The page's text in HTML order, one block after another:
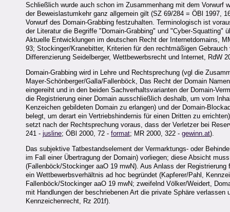
Schließlich wurde auch schon im Zusammenhang mit dem Vorwurf
der Beweislastumkehr ganz allgemein gilt (SZ 69/284 = ÖBl 1997,
Vorwurf des Domain-Grabbing festzuhalten. Terminologisch ist
der Literatur die Begriffe "Domain-Grabbing" und "Cyber-Squatting"
Aktuelle Entwicklungen im deutschen Recht der Internetdomains,
93; Stockinger/Kranebitter, Kriterien für den rechtmäßigen
Differenzierung Seidelberger, Wettbewerbsrecht und Internet, RdW
Domain-Grabbing wird in Lehre und Rechtsprechung (vgl die
Mayer-Schönberger/Galla/Fallenböck, Das Recht der Domain
eingereiht und in den beiden Sachverhaltsvarianten der Domain-
die Registrierung einer Domain ausschließlich deshalb, um vom
Kenzeichen gebildeten Domain zu erlangen) und der Domain-
belegt, um derart ein Vertriebshindernis für einen Dritten zu
setzt nach der Rechtsprechung voraus, dass der Verletzer bei
241 - jusline; ÖBl 2000, 72 - format; MR 2000, 322 - gewinn.at).
Das subjektive Tatbestandselement der Vermarktungs- oder
im Fall einer Übertragung der Domain) vorliegen; diese Absicht
(Fallenböck/Stockinger aaO 19 mwN). Aus Anlass der
ein Wettbewerbsverhältnis ad hoc begründet (Kapferer/Pahl,
Fallenböck/Stockinger aaO 19 mwN; zweifelnd Völker/Weidert,
mit Handlungen der beschriebenen Art die private Sphäre
Kennzeichenrecht, Rz 201f).